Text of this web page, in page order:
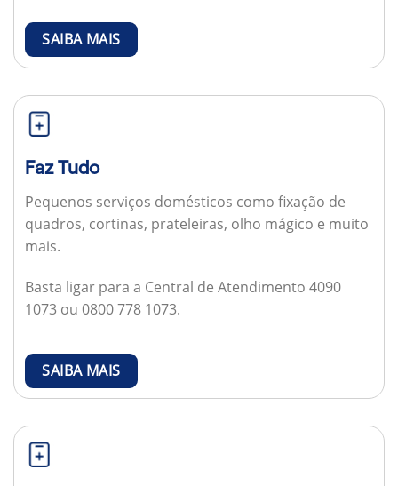
SAIBA MAIS
Faz Tudo
Pequenos serviços domésticos como fixação de
quadros, cortinas, prateleiras, olho mágico e muito
mais.
Basta ligar para a Central de Atendimento 4090
1073 ou 0800 778 1073.
SAIBA MAIS